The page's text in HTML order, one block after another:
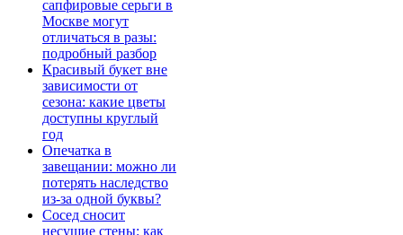
сапфировые серьги в
Москве могут
отличаться в разы:
подробный разбор
Красивый букет вне
зависимости от
сезона: какие цветы
доступны круглый
год
Опечатка в
завещании: можно ли
потерять наследство
из-за одной буквы?
Сосед сносит
несущие стены: как